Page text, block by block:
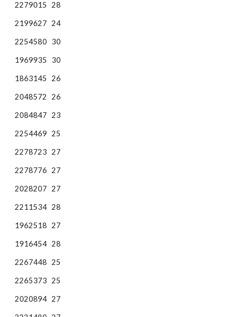
2279015 28
2199627 24
2254580 30
1969935 30
1863145 26
2048572 26
2084847 23
2254469 25
2278723 27
2278776 27
2028207 27
2211534 28
1962518 27
1916454 28
2267448 25
2265373 25
2020894 27